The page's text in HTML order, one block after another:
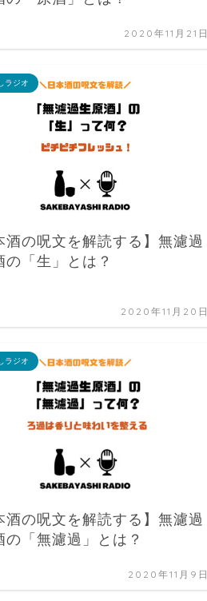
2020年11月21日
ラジオ
酒の呪文を解読する】無濾過
の「生」とは？
2020年11月20日
ラジオ
酒の呪文を解読する】無濾過
の「無濾過」とは？
2020年11月9日